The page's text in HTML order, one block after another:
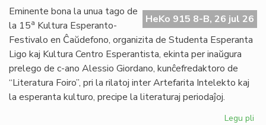
HeKo 915 8-B, 26 jul 26
Eminente bona la unua tago de
la 15a Kultura Esperanto-
Festivalo en Ĉaŭdefono, organizita de Studenta Esperanta
Ligo kaj Kultura Centro Esperantista, ekinta per inaŭgura
prelego de c-ano Alessio Giordano, kunĉefredaktoro de
“Literatura Foiro”, pri la rilatoj inter Artefarita Intelekto kaj
la esperanta kulturo, precipe la literaturaj periodaĵoj.
Legu pli